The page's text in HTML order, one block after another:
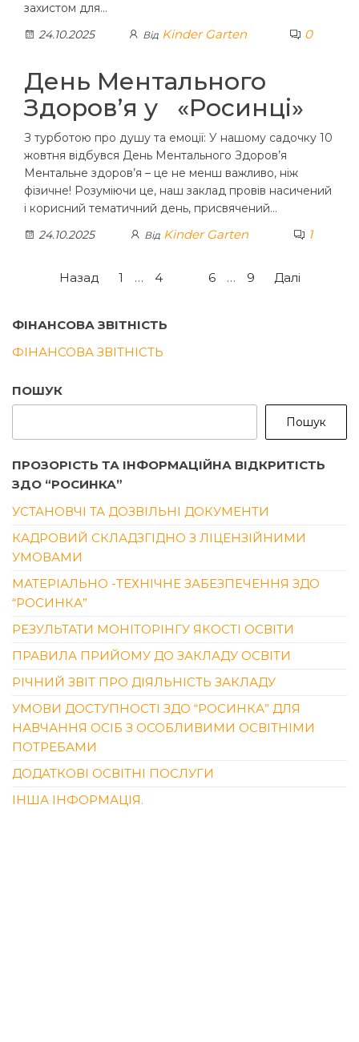
захистом для…
24.10.2025
Від Kinder Garten 0
День Ментального
Здоров’я у «Росинці»
З турботою про душу та емоції: У нашому садочку 10
жовтня відбувся День Ментального Здоров’я
Ментальне здоров’я – це не менш важливо, ніж
фізичне! Розуміючи це, наш заклад провів насичений
і корисний тематичний день, присвячений…
24.10.2025
Від Kinder Garten 1
Пагінація
Назад 1 … 4 6 … 9 Далі
ФІНАНСОВА ЗВІТНІСТЬ
ФІНАНСОВА ЗВІТНІСТЬ
ПОШУК
Пошук
ПРОЗОРІСТЬ ТА ІНФОРМАЦІЙНА ВІДКРИТІСТЬ
ЗДО “РОСИНКА”
УСТАНОВЧІ ТА ДОЗВІЛЬНІ ДОКУМЕНТИ
КАДРОВИЙ СКЛАДЗГІДНО З ЛІЦЕНЗІЙНИМИ
УМОВАМИ
МАТЕРІАЛЬНО -ТЕХНІЧНЕ ЗАБЕЗПЕЧЕННЯ ЗДО
“РОСИНКА”
РЕЗУЛЬТАТИ МОНІТОРІНГУ ЯКОСТІ ОСВІТИ
ПРАВИЛА ПРИЙОМУ ДО ЗАКЛАДУ ОСВІТИ
РІЧНИЙ ЗВІТ ПРО ДІЯЛЬНІСТЬ ЗАКЛАДУ
УМОВИ ДОСТУПНОСТІ ЗДО “РОСИНКА” ДЛЯ
НАВЧАННЯ ОСІБ З ОСОБЛИВИМИ ОСВІТНІМИ
ПОТРЕБАМИ
ДОДАТКОВІ ОСВІТНІ ПОСЛУГИ
ІНША ІНФОРМАЦІЯ.